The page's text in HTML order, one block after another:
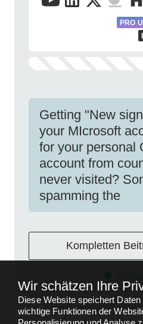
PRO
Getting "New
your MIcrosoft
for your personal
account from
never visited?
spamming the
Kompletten
Wir schätzen Ihre
Diese Website speichert
wichtige Funktionen der